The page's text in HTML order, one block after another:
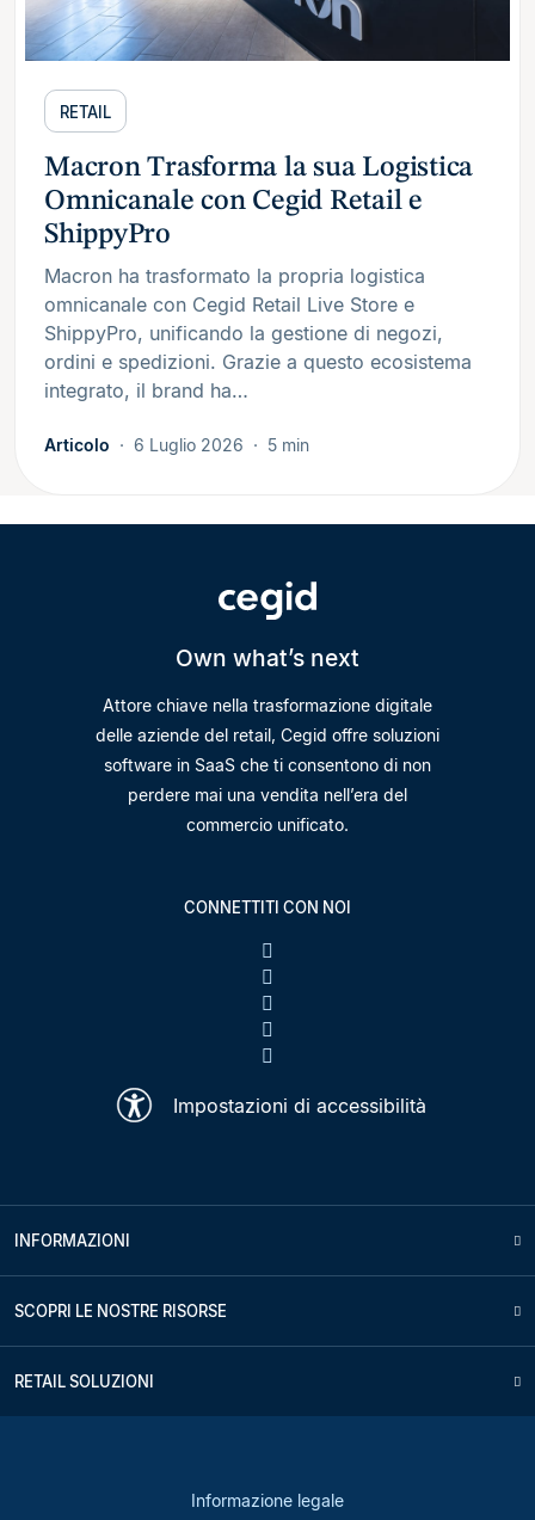
RETAIL
Macron Trasforma la sua Logistica
Omnicanale con Cegid Retail e
ShippyPro
Macron ha trasformato la propria logistica
omnicanale con Cegid Retail Live Store e
ShippyPro, unificando la gestione di negozi,
ordini e spedizioni. Grazie a questo ecosistema
integrato, il brand ha…
Articolo 6 Luglio 2026 5 min
Own what’s next
Attore chiave nella trasformazione digitale
delle aziende del retail, Cegid offre soluzioni
software in SaaS che ti consentono di non
perdere mai una vendita nell’era del
commercio unificato.
CONNETTITI CON NOI
Impostazioni di accessibilità
INFORMAZIONI
SCOPRI LE NOSTRE RISORSE
RETAIL SOLUZIONI
Informazione legale